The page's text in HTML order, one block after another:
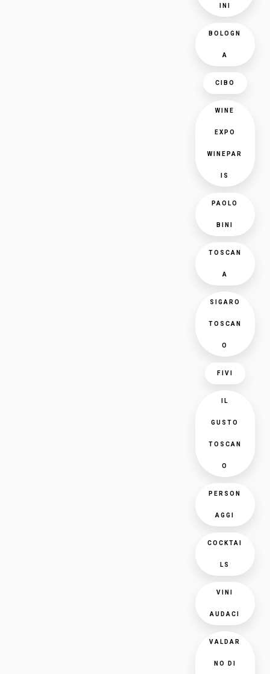
INI
BOLOGN
A
CIBO
WINE
EXPO
WINEPAR
IS
PAOLO
BINI
TOSCAN
A
SIGARO
TOSCAN
O
FIVI
IL
GUSTO
TOSCAN
O
PERSON
AGGI
COCKTAI
LS
VINI
AUDACI
VALDAR
NO DI